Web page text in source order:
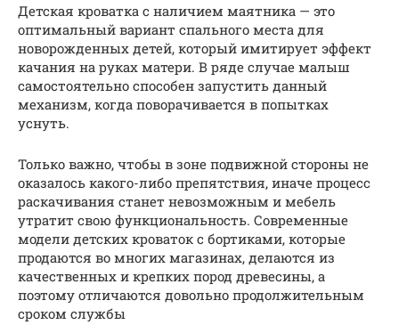
Детская кроватка с наличием маятника — это
оптимальный вариант спального места для
новорожденных детей, который имитирует эффект
качания на руках матери. В ряде случае малыш
самостоятельно способен запустить данный
механизм, когда поворачивается в попытках
уснуть.
Только важно, чтобы в зоне подвижной стороны не
оказалось какого-либо препятствия, иначе процесс
раскачивания станет невозможным и мебель
утратит свою функциональность. Современные
модели детских кроваток с бортиками, которые
продаются во многих магазинах, делаются из
качественных и крепких пород древесины, а
поэтому отличаются довольно продолжительным
сроком службы